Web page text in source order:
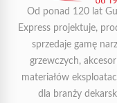
Od ponad 120 lat
Express projektuje,
sprzedaje gamę
grzewczych,
materiałów
dla branży